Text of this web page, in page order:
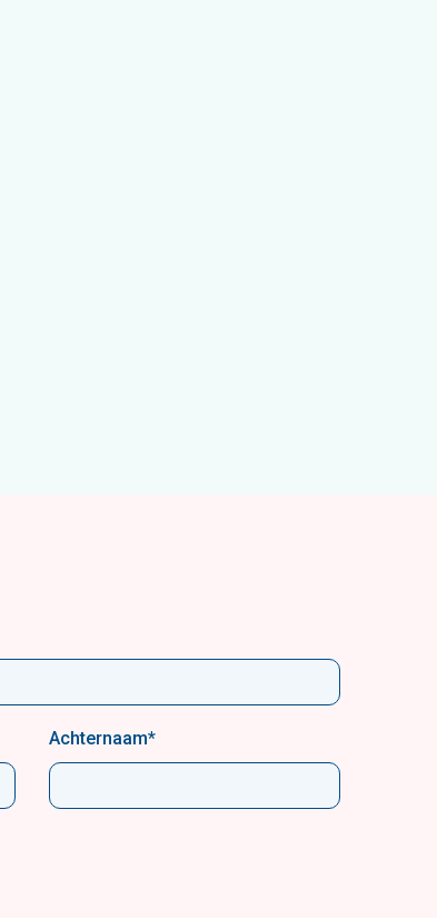
Achternaam*